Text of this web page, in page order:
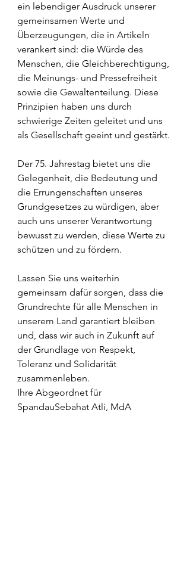
ein lebendiger Ausdruck unserer
gemeinsamen Werte und
Überzeugungen, die in Artikeln
verankert sind: die Würde des
Menschen, die Gleichberechtigung,
die Meinungs- und Pressefreiheit
sowie die Gewaltenteilung. Diese
Prinzipien haben uns durch
schwierige Zeiten geleitet und uns
als Gesellschaft geeint und gestärkt.
Der 75. Jahrestag bietet uns die
Gelegenheit, die Bedeutung und
die Errungenschaften unseres
Grundgesetzes zu würdigen, aber
auch uns unserer Verantwortung
bewusst zu werden, diese Werte zu
schützen und zu fördern.
Lassen Sie uns weiterhin
gemeinsam dafür sorgen, dass die
Grundrechte für alle Menschen in
unserem Land garantiert bleiben
und, dass wir auch in Zukunft auf
der Grundlage von Respekt,
Toleranz und Solidarität
zusammenleben.
Ihre Abgeordnet für
SpandauSebahat Atli, MdA